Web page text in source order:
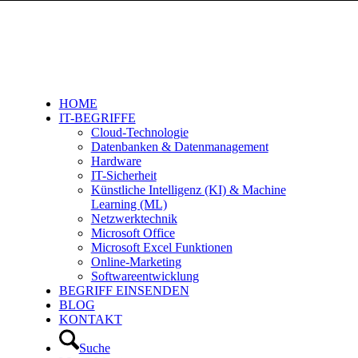
HOME
IT-BEGRIFFE
Cloud-Technologie
Datenbanken & Datenmanagement
Hardware
IT-Sicherheit
Künstliche Intelligenz (KI) & Machine
Learning (ML)
Netzwerktechnik
Microsoft Office
Microsoft Excel Funktionen
Online-Marketing
Softwareentwicklung
BEGRIFF EINSENDEN
BLOG
KONTAKT
Suche